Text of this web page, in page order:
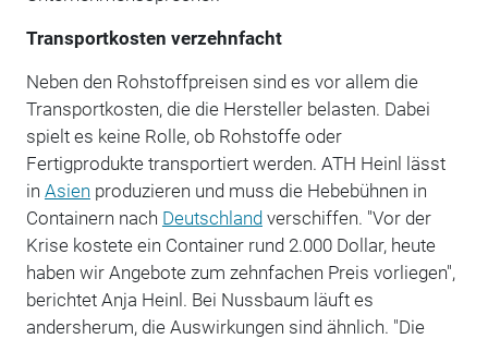
Transportkosten verzehnfacht
Neben den Rohstoffpreisen sind es vor allem die
Transportkosten, die die Hersteller belasten. Dabei
spielt es keine Rolle, ob Rohstoffe oder
Fertigprodukte transportiert werden. ATH Heinl lässt
in Asien produzieren und muss die Hebebühnen in
Containern nach Deutschlandverschiffen. "Vor der
Krise kostete ein Container rund 2.000 Dollar, heute
haben wir Angebote zum zehnfachen Preis vorliegen",
berichtet Anja Heinl. Bei Nussbaum läuft es
andersherum, die Auswirkungen sind ähnlich. "Die